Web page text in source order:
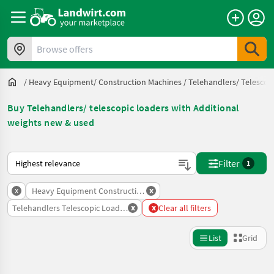
Browse offers
/ Heavy Equipment/ Construction Machines /Telehandlers/
Buy Telehandlers/ telescopic loaders with Additional
weights new & used
This is how sorting works on Landwirt.com
Filter 1
x Heavy Equipment Construction Machines
x
Telehandlers Telescopic Loadersx x Clear all filters
List Grid